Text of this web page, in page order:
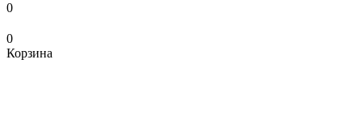
0
0
Корзина